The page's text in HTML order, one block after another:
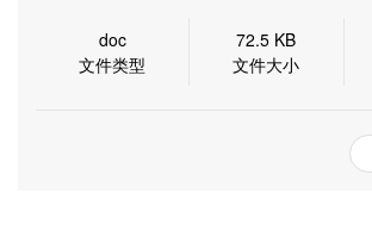
doc
文件类型
72.5 KB
文件大小